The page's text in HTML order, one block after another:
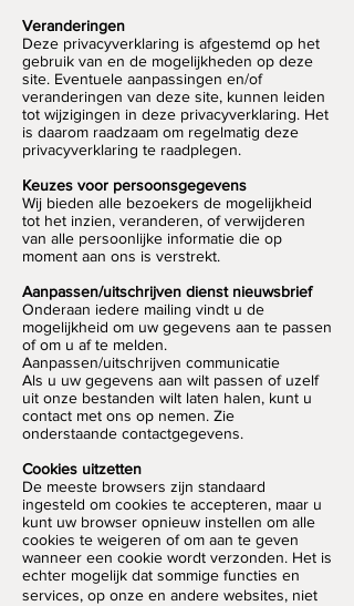
Veranderingen
Deze privacyverklaring is afgestemd op het
gebruik van en de mogelijkheden op deze
site. Eventuele aanpassingen en/of
veranderingen van deze site, kunnen leiden
tot wijzigingen in deze privacyverklaring. Het
is daarom raadzaam om regelmatig deze
privacyverklaring te raadplegen.
Keuzes voor persoonsgegevens
Wij bieden alle bezoekers de mogelijkheid
tot het inzien, veranderen, of verwijderen
van alle persoonlijke informatie die op
moment aan ons is verstrekt.
Aanpassen/uitschrijven dienst nieuwsbrief
Onderaan iedere mailing vindt u de
mogelijkheid om uw gegevens aan te passen
of om u af te melden.
Aanpassen/uitschrijven communicatie
Als u uw gegevens aan wilt passen of uzelf
uit onze bestanden wilt laten halen, kunt u
contact met ons op nemen. Zie
onderstaande contactgegevens.
Cookies uitzetten
De meeste browsers zijn standaard
ingesteld om cookies te accepteren, maar u
kunt uw browser opnieuw instellen om alle
cookies te weigeren of om aan te geven
wanneer een cookie wordt verzonden. Het is
echter mogelijk dat sommige functies en
services, op onze en andere websites, niet